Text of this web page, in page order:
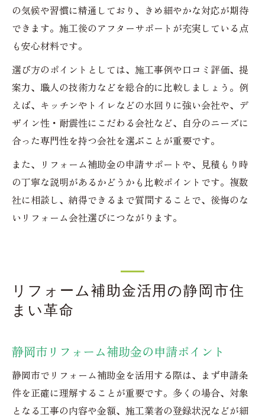
の気候や習慣に精通しており、きめ細やかな対応が期待
できます。施工後のアフターサポートが充実している点
も安心材料です。
選び方のポイントとしては、施工事例や口コミ評価、提
案力、職人の技術力などを総合的に比較しましょう。例
えば、キッチンやトイレなどの水回りに強い会社や、デ
ザイン性・耐震性にこだわる会社など、自分のニーズに
合った専門性を持つ会社を選ぶことが重要です。
また、リフォーム補助金の申請サポートや、見積もり時
の丁寧な説明があるかどうかも比較ポイントです。複数
社に相談し、納得できるまで質問することで、後悔のな
いリフォーム会社選びにつながります。
リフォーム補助金活用の静岡市住
まい革命
静岡市リフォーム補助金の申請ポイント
静岡市でリフォーム補助金を活用する際は、まず申請条
件を正確に理解することが重要です。多くの場合、対象
となる工事の内容や金額、施工業者の登録状況などが細